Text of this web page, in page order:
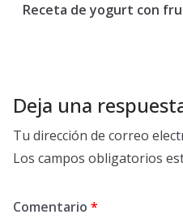
Receta de yogurt con
Deja una
Tu dirección de correo
Los campos obligatorios
Comentario *